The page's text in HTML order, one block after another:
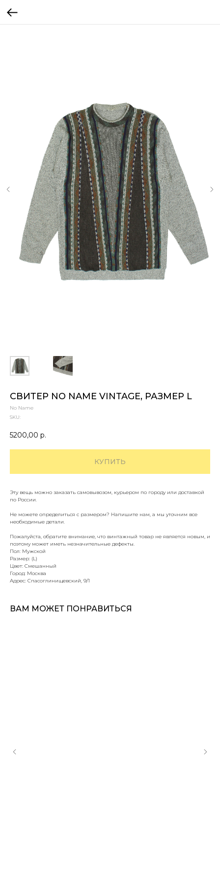
СВИТЕР NO NAME VINTAGE, РАЗМЕР L
No Name
SKU:
5200,00 р.
КУПИТЬ
Эту вещь можно заказать самовывозом, курьером по городу или доставкой
по России.
Не можете определиться с размером? Напишите нам, а мы уточним все
необходимые детали.
Пожалуйста, обратите внимание, что винтажный товар не является новым, и
поэтому может иметь незначительные дефекты.
Пол: Мужской
Размер: (L)
Цвет: Смешанный
Город: Москва
Адрес: Спасоглинищевский, 9/1
ВАМ МОЖЕТ ПОНРАВИТЬСЯ